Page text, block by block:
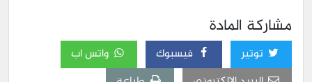
مشاركة المادة
توتير فيسبوك
واتس اب